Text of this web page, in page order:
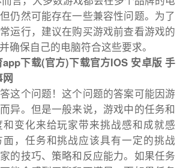
仍然可能存在一些兼容性问题。为了
运行，建议在购买游戏前查看游戏的
确保自己的电脑符合这些要求。
下载(官方)下载官方IOS 安卓版 手
这个问题！这个问题的答案可能因游
异。但是一般来说，游戏中的任务和
变化来给玩家带来挑战感和成就感
，任务和挑战应该具有一定的挑战
的技巧、策略和反应能力。如果任务